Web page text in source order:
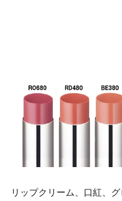
リップクリーム、口紅、